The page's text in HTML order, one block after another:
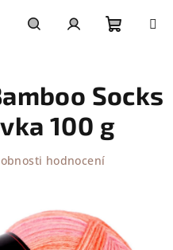
košík
Socks
100 g
hodnocení